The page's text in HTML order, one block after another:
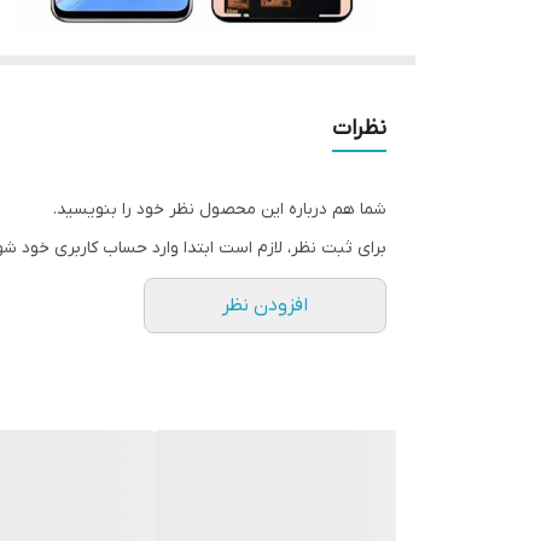
نظرات
شما هم درباره این محصول نظر خود را بنویسید.
برای ثبت نظر، لازم است ابتدا وارد حساب کاربری خود
افزودن نظر